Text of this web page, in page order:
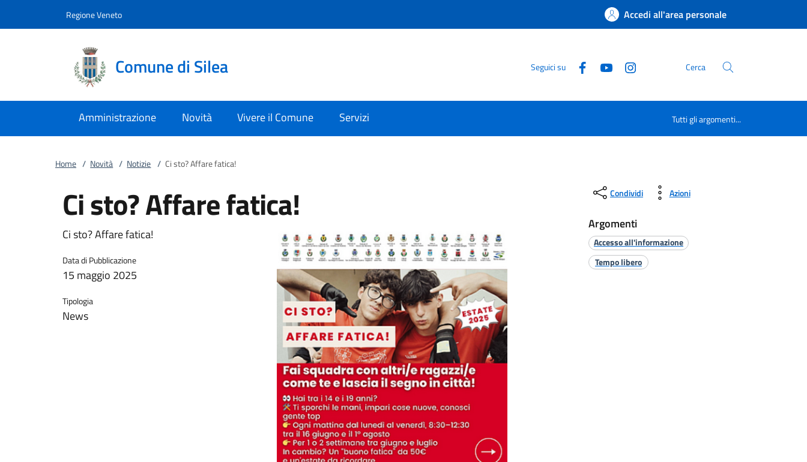
Regione Veneto Accedi all'area personale
Comune di Silea Seguici su Cerca
Amministrazione Novità Vivere il Comune Servizi Tutti gli argomenti...
Home / Novità / Notizie / Ci sto? Affare fatica!
Ci sto? Affare fatica!
Ci sto? Affare fatica!
Data di Pubblicazione
15 maggio 2025
Tipologia
News
Condividi Azioni
Argomenti
Accesso all'informazione
Tempo libero